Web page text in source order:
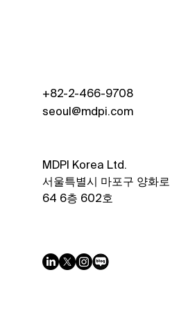
+82-2-466-9708
seoul@mdpi.com
MDPI Korea Ltd.​
서울특별시 마포구 양화로
64 6층 602호